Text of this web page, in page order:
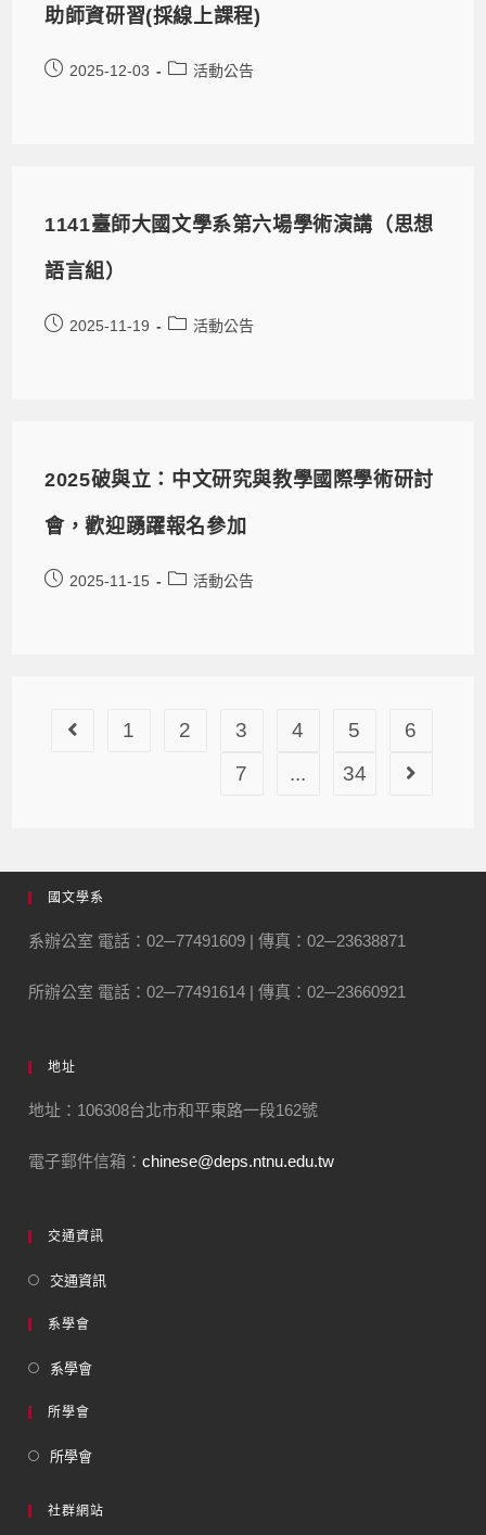
助師資研習(採線上課程)
2025-12-03 活動公告
1141臺師大國文學系第六場學術演講（思想
語言組）
2025-11-19 活動公告
2025破與立：中文研究與教學國際學術研討
會，歡迎踴躍報名參加
2025-11-15 活動公告
1 2 3 4 5
6
7
... 34
國文學系
系辦公室 電話：02─77491609 | 傳真：02─23638871
所辦公室 電話：02─77491614 | 傳真：02─23660921
地址
地址：106308台北市和平東路一段162號
電子郵件信箱：chinese@deps.ntnu.edu.tw
交通資訊
交通資訊
系學會
系學會
所學會
所學會
社群網站